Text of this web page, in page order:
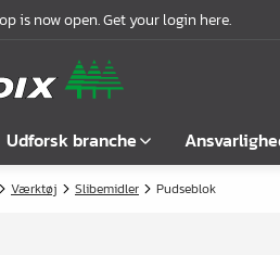
is now open. Get your login here.
Udforsk branche
Værktøj Slibemidler Pudseblok